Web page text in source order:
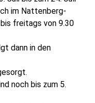
im Nattenberg-
freitags von 9.30
dann in den
noch bis zum 5.